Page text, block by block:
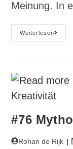
Meinung. In
Weiterlesen#77
Die
#76
Beitrags-
Rohan de Rijk